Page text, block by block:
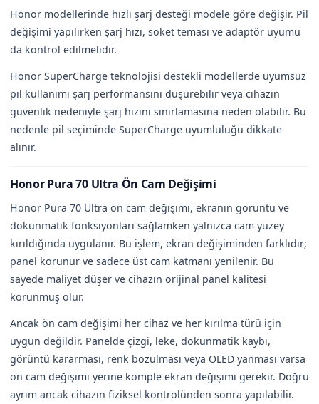
Honor modellerinde hızlı şarj desteği modele göre değişir. Pil
değişimi yapılırken şarj hızı, soket teması ve adaptör uyumu
da kontrol edilmelidir.
Honor SuperCharge teknolojisi destekli modellerde uyumsuz
pil kullanımı şarj performansını düşürebilir veya cihazın
güvenlik nedeniyle şarj hızını sınırlamasına neden olabilir. Bu
nedenle pil seçiminde SuperCharge uyumluluğu dikkate
alınır.
Honor Pura 70 Ultra Ön Cam Değişimi
Honor Pura 70 Ultra ön cam değişimi, ekranın görüntü ve
dokunmatik fonksiyonları sağlamken yalnızca cam yüzey
kırıldığında uygulanır. Bu işlem, ekran değişiminden farklıdır;
panel korunur ve sadece üst cam katmanı yenilenir. Bu
sayede maliyet düşer ve cihazın orijinal panel kalitesi
korunmuş olur.
Ancak ön cam değişimi her cihaz ve her kırılma türü için
uygun değildir. Panelde çizgi, leke, dokunmatik kaybı,
görüntü kararması, renk bozulması veya OLED yanması varsa
ön cam değişimi yerine komple ekran değişimi gerekir. Doğru
ayrım ancak cihazın fiziksel kontrolünden sonra yapılabilir.